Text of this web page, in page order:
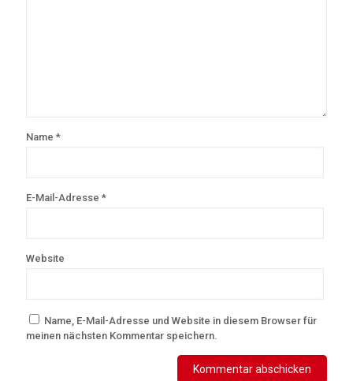
Name *
E-Mail-Adresse *
Website
Name, E-Mail-Adresse und Website in diesem Browser für
meinen nächsten Kommentar speichern.